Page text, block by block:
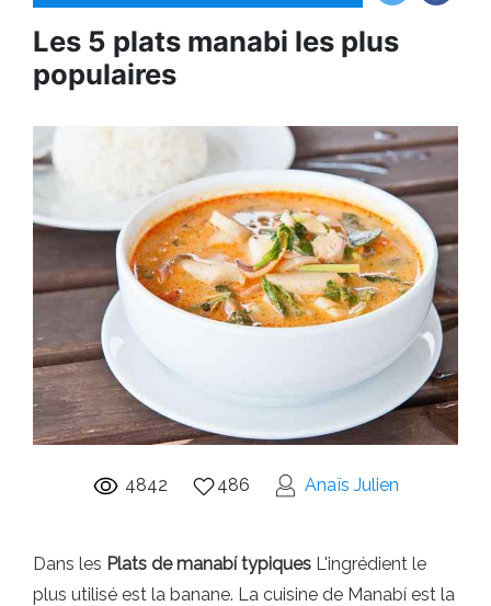
Les 5 plats manabi les plus
populaires
4842 486 Anaïs Julien
Dans les Plats de manabí typiques L'ingrédient le
plus utilisé est la banane. La cuisine de Manabí est la